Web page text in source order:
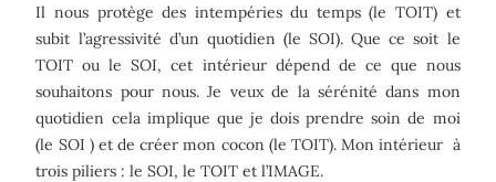
Il nous protège des intempéries du temps (le TOIT) et
subit l’agressivité d’un quotidien (le SOI). Que ce soit le
TOIT ou le SOI, cet intérieur dépend de ce que nous
souhaitons pour nous. Je veux de la sérénité dans mon
quotidien cela implique que je dois prendre soin de moi
(le SOI ) et de créer mon cocon (le TOIT). Mon intérieur à
trois piliers : le SOI, le TOIT et l’IMAGE.